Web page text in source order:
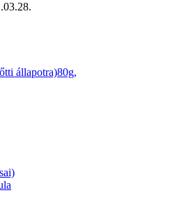
állapotra)80g,